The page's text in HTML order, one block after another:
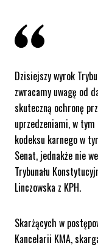
Dzisiejszy wyrok
zwracamy uwagę od
skuteczną ochronę
uprzedzeniami, w
kodeksu karnego w
Senat, jednakże nie
Trybunału
Linczowska z KPH.
Skarżących w
Kancelarii KMA,